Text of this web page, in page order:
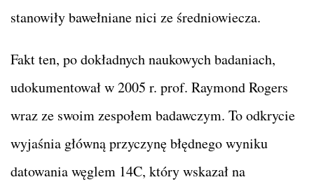
stanowiły bawełniane nici ze średniowiecza.
Fakt ten, po dokładnych naukowych badaniach,
udokumentował w 2005 r. prof. Raymond Rogers
wraz ze swoim zespołem badawczym. To odkrycie
wyjaśnia główną przyczynę błędnego wyniku
datowania węglem 14C, który wskazał na